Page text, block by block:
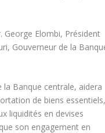
George Elombi, Président
Gouverneur de la
la Banque centrale, aidera
de biens essentiels,
liquidités en devises
son engagement en